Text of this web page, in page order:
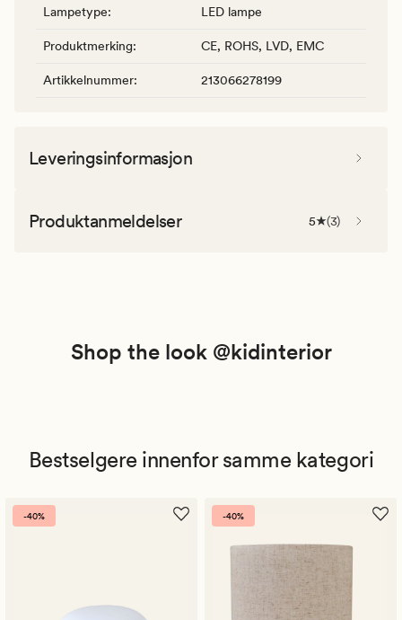
Lampetype: LED lampe
Produktmerking: CE, ROHS, LVD, EMC
Artikkelnummer: 213066278199
Leveringsinformasjon
Produktanmeldelser 5 (3)
Shop the look @kidinterior
Bestselgere innenfor samme kategori
-40% -40%